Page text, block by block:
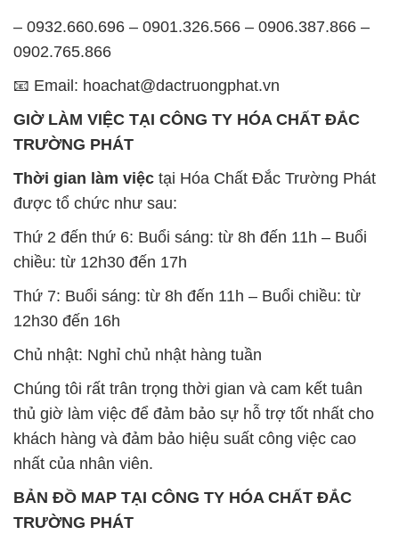
– 0932.660.696 – 0901.326.566 – 0906.387.866 –
0902.765.866
📧 Email: hoachat@dactruongphat.vn
GIỜ LÀM VIỆC TẠI CÔNG TY HÓA CHẤT ĐẮC
TRƯỜNG PHÁT
Thời gian làm việc tại Hóa Chất Đắc Trường Phát
được tổ chức như sau:
Thứ 2 đến thứ 6: Buổi sáng: từ 8h đến 11h – Buổi
chiều: từ 12h30 đến 17h
Thứ 7: Buổi sáng: từ 8h đến 11h – Buổi chiều: từ
12h30 đến 16h
Chủ nhật: Nghỉ chủ nhật hàng tuần
Chúng tôi rất trân trọng thời gian và cam kết tuân
thủ giờ làm việc để đảm bảo sự hỗ trợ tốt nhất cho
khách hàng và đảm bảo hiệu suất công việc cao
nhất của nhân viên.
BẢN ĐỒ MAP TẠI CÔNG TY HÓA CHẤT ĐẮC
TRƯỜNG PHÁT